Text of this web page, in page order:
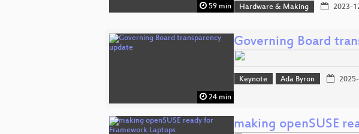
59 min Hardware & Making 2023-
24 min
Governing Board
Keynote Ada Byron
making openSUSE